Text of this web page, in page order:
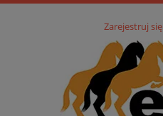
Zarejestruj się